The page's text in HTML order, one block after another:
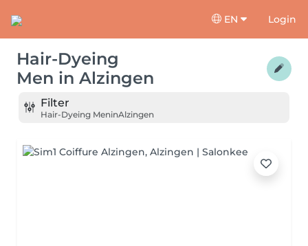
EN Login
Hair-Dyeing
Men in Alzingen
Filter
Hair-Dyeing MeninAlzingen